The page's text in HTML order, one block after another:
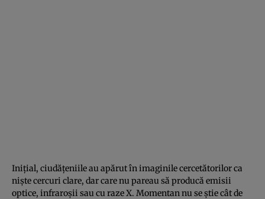
Inițial, ciudățeniile au apărut în imaginile cercetătorilor ca
niște cercuri clare, dar care nu pareau să producă emisii
optice, infraroșii sau cu raze X. Momentan nu se știe cât de